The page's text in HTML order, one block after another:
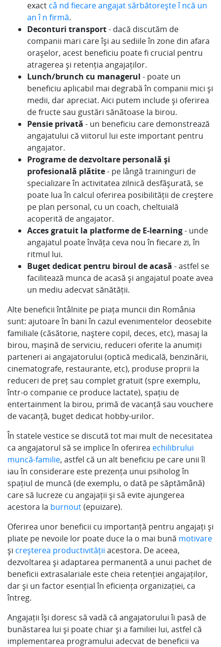
exact câ nd fiecare angajat sărbătorește î ncă un
an î n firmă.
Deconturi transport- dacă discutăm de
companii mari care își au sediile în zone din afara
orașelor, acest beneficiu poate fi crucial pentru
atragerea și retenția angajaților.
Lunch/brunch cu managerul - poate un
beneficiu aplicabil mai degrabă în companii mici și
medii, dar apreciat. Aici putem include și oferirea
de fructe sau gustări sănătoase la birou.
Pensie privată - un beneficiu care demonstrează
angajatului că viitorul lui este important pentru
angajator.
Programe de dezvoltare personală și
profesională plătite- pe lângă traininguri de
specializare în activitatea zilnică desfășurată, se
poate lua în calcul oferirea posibilității de creștere
pe plan personal, cu un coach, cheltuială
acoperită de angajator.
Acces gratuit la platforme de E-learning- unde
angajatul poate învăța ceva nou în fiecare zi, în
ritmul lui.
Buget dedicat pentru biroul de acasă - astfel se
facilitează munca de acasă și angajatul poate avea
un mediu adecvat sănătății.
Alte beneficii întâlnite pe piața muncii din România
sunt: ajutoare în bani în cazul evenimentelor deosebite
familiale (căsătorie, naștere copil, deces, etc), masaj la
birou, mașină de serviciu, reduceri oferite la anumiți
parteneri ai angajatorului (optică medicală, benzinării,
cinematografe, restaurante, etc), produse proprii la
reduceri de preț sau complet gratuit (spre exemplu,
într-o companie ce produce lactate), spațiu de
entertainment la birou, primă de vacanță sau vouchere
de vacanță, buget dedicat hobby-urilor.
În statele vestice se discută tot mai mult de necesitatea
ca angajatorul să se implice în oferirea echilibrului
muncă-familie, astfel că un alt beneficiu pe care unii îl
iau în considerare este prezența unui psiholog în
spațiul de muncă (de exemplu, o dată pe săptămână)
care să lucreze cu angajații și să evite ajungerea
acestora la burnout(epuizare).
Oferirea unor beneficii cu importanță pentru angajați și
pliate pe nevoile lor poate duce la o mai bună motivare
și creșterea productivității acestora. De aceea,
dezvoltarea și adaptarea permanentă a unui pachet de
beneficii extrasalariale este cheia retenției angajaților,
dar și un factor esențial în eficiența organizației, ca
întreg.
Angajații își doresc să vadă că angajatorului îi pasă de
bunăstarea lui și poate chiar și a familiei lui, astfel că
implementarea programului adecvat de beneficii va